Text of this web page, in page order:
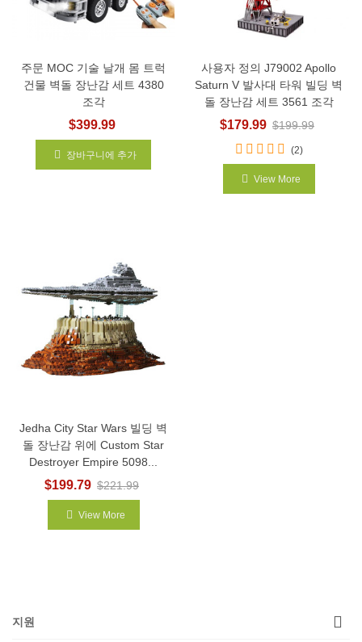
주문 MOC 기술 날개 몸 트럭
건물 벽돌 장난감 세트 4380
조각
$399.99
장바구니에 추가
사용자 정의 J79002 Apollo
Saturn V 발사대 타워 빌딩 벽
돌 장난감 세트 3561 조각
$179.99 $199.99
(2)
View More
Jedha City Star Wars 빌딩 벽
돌 장난감 위에 Custom Star
Destroyer Empire 5098...
$199.79 $221.99
View More
지원